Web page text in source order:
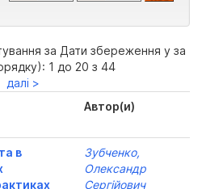
за Дати збереження у за
1 до 20 з 44
далі >
Автор(и)
в
Зубченко,
Олександр
Сергійович